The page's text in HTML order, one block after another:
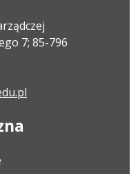
7; 85-796